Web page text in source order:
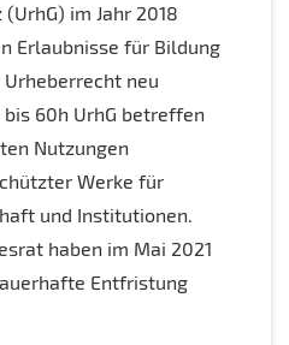
im Jahr 2018
Erlaubnisse für Bildung
neu
60h UrhG betreffen
Nutzungen
Werke für
und Institutionen.
haben im Mai 2021
Entfristung